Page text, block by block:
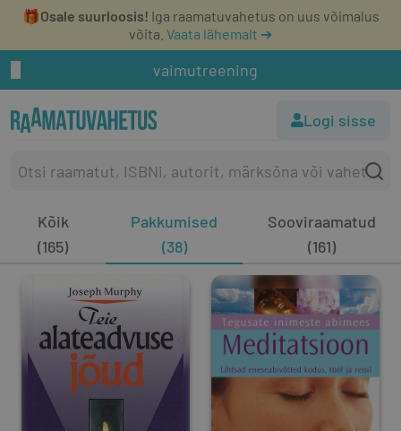
🎁Osale suurloosis! Iga raamatuvahetus on uus võimalus
võita. Vaata lähemalt ➔
vaimutreening
Logi sisse
Kõik
(165)
Pakkumised
(38)
Sooviraamatud
(161)